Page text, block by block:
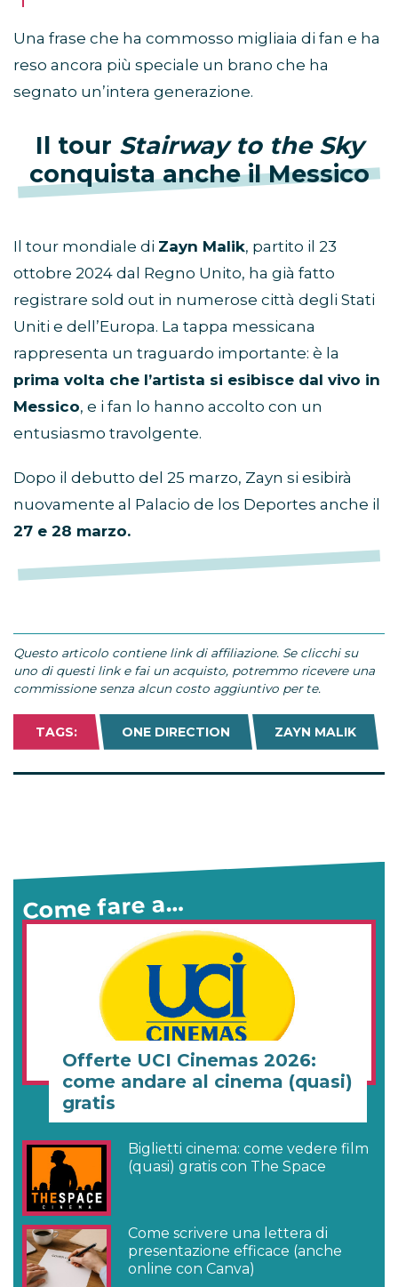
Una frase che ha commosso migliaia di fan e ha
reso ancora più speciale un brano che ha
segnato un’intera generazione.
Il tour Stairway to the Sky
conquista anche il Messico
Il tour mondiale di Zayn Malik, partito il 23
ottobre 2024 dal Regno Unito, ha già fatto
registrare sold out in numerose città degli Stati
Uniti e dell’Europa. La tappa messicana
rappresenta un traguardo importante: è la
prima volta che l’artista si esibisce dal vivo in
Messico, e i fan lo hanno accolto con un
entusiasmo travolgente.
Dopo il debutto del 25 marzo, Zayn si esibirà
nuovamente al Palacio de los Deportes anche il
27 e 28 marzo.
Questo articolo contiene link di affiliazione. Se clicchi su
uno di questi link e fai un acquisto, potremmo ricevere una
commissione senza alcun costo aggiuntivo per te.
TAGS: ONE DIRECTION ZAYN MALIK
Come fare a…
Offerte UCI Cinemas 2026:
come andare al cinema (quasi)
gratis
Biglietti cinema: come vedere film
(quasi) gratis con The Space
Come scrivere una lettera di
presentazione efficace (anche
online con Canva)